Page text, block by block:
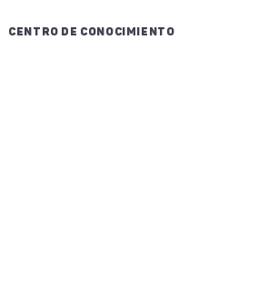
Centro de conocimiento